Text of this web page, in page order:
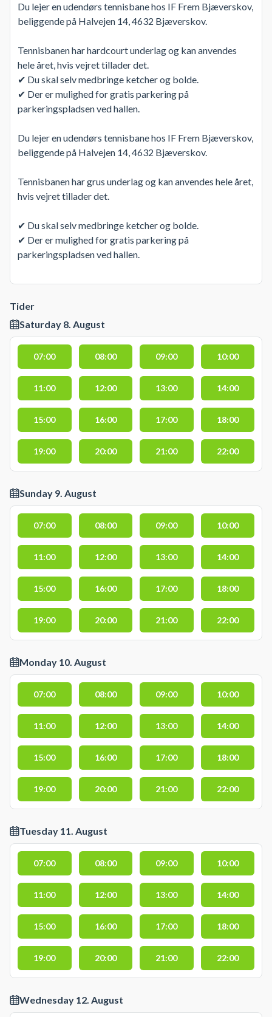
Du lejer en udendørs tennisbane hos IF Frem Bjæverskov,
beliggende på Halvejen 14, 4632 Bjæverskov.
Tennisbanen har hardcourt underlag og kan anvendes
hele året, hvis vejret tillader det.
✔ Du skal selv medbringe ketcher og bolde.
✔ Der er mulighed for gratis parkering på
parkeringspladsen ved hallen.
Du lejer en udendørs tennisbane hos IF Frem Bjæverskov,
beliggende på Halvejen 14, 4632 Bjæverskov.
Tennisbanen har grus underlag og kan anvendes hele året,
hvis vejret tillader det.
✔ Du skal selv medbringe ketcher og bolde.
✔ Der er mulighed for gratis parkering på
parkeringspladsen ved hallen.
Tider
Saturday 8. August
07:00 08:00 09:00 10:00
11:00 12:00 13:00 14:00
15:00 16:00 17:00 18:00
19:00 20:00 21:00 22:00
Sunday 9. August
07:00 08:00 09:00 10:00
11:00 12:00 13:00 14:00
15:00 16:00 17:00 18:00
19:00 20:00 21:00 22:00
Monday 10. August
07:00 08:00 09:00 10:00
11:00 12:00 13:00 14:00
15:00 16:00 17:00 18:00
19:00 20:00 21:00 22:00
Tuesday 11. August
07:00 08:00 09:00 10:00
11:00 12:00 13:00 14:00
15:00 16:00 17:00 18:00
19:00 20:00 21:00 22:00
Wednesday 12. August